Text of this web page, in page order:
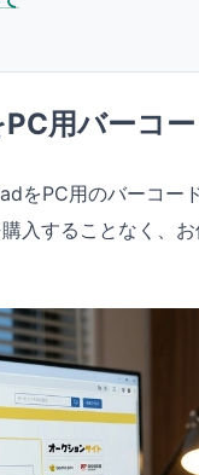
用バーコ
をPC用のバーコ
入することなく、